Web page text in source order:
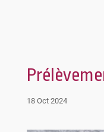
18 Oct 2024